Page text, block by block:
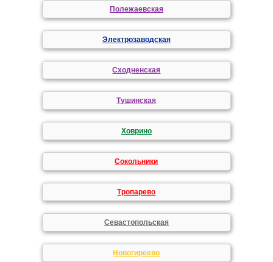
Полежаевская
Электрозаводская
Сходненская
Тушинская
Ховрино
Сокольники
Тропарево
Севастопольская
Новогиреево